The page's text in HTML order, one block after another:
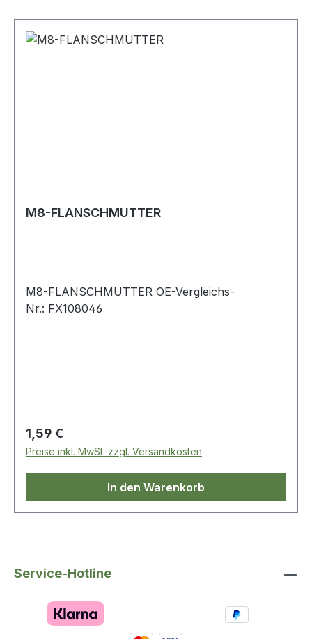
M8-FLANSCHMUTTER
M8-FLANSCHMUTTER OE-Vergleichs-
Nr.: FX108046
Regulärer Preis:
1,59 €
Preise inkl. MwSt. zzgl. Versandkosten
In den Warenkorb
Service-Hotline